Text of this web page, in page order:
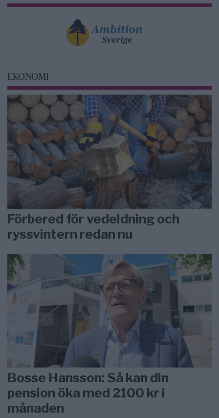
EKONOMI
Förbered för vedeldning och
ryssvintern redan nu
Bosse Hansson: Så kan din
pension öka med 2100 kr i
månaden